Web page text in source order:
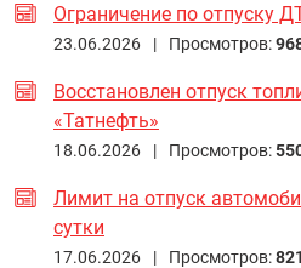
Ограничение по отпуску
23.06.2026 | Просмотров:
Восстановлен отпуск
«Татнефть»
18.06.2026 | Просмотров:
Лимит на отпуск
сутки
17.06.2026 | Просмотров:821